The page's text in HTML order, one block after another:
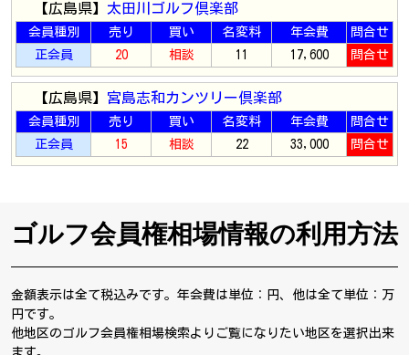
【広島県】 太田川ゴルフ倶楽部
会員種別 売り 買い 名変料 年会費
問合せ
正会員
20 相談 11 17,600 問合せ
【広島県】 宮島志和カンツリー倶楽部
会員種別 売り 買い 名変料 年会費
問合せ
正会員
15 相談 22 33,000 問合せ
ゴルフ会員権相場情報の利用方法
金額表示は全て税込みです。年会費は単位：円、他は全て単位：万
円です。
他地区のゴルフ会員権相場検索よりご覧になりたい地区を選択出来
ます。